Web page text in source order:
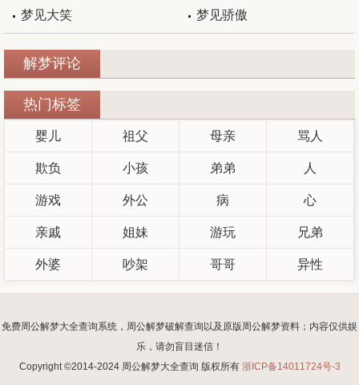
梦见大笑 梦见骄傲
解梦评论
热门标签
婴儿 祖父 母亲 骂人
欺负 小孩 弟弟 人
游戏 外公 病 心
亲戚 姐妹 游玩 兄弟
外婆 吵架 哥哥 异性
免费周公解梦大全查询系统，周公解梦破解查询以及原版周公解梦资料；内容仅供娱
乐，请勿盲目迷信！
Copyright ©2014-2024 周公解梦大全查询 版权所有 浙ICP备14011724号-3